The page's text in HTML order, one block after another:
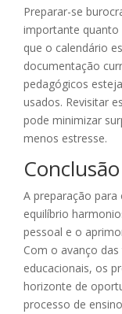
Preparar-se
importante quanto
que o calendário
documentação
pedagógicos
usados. Revisitar
pode minimizar
menos estresse.
Conclusão
A preparação
equilíbrio
pessoal e o
Com o avanço
educacionais, os
horizonte de
processo de